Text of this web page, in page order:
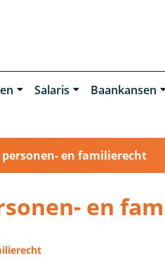
Salaris Baankansen
personen- en familierecht
en